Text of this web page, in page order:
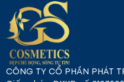
CÔNG TY CỔ PHẦN PHÁT